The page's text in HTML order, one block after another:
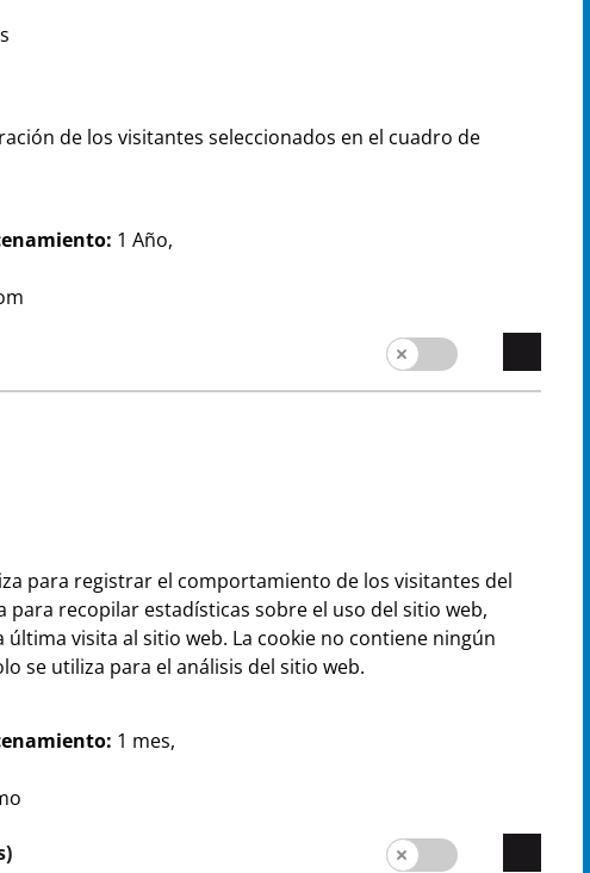
inoxidable con mango “soft
touch”, 3 tamaños distintos:
5
5 €
de los visitantes seleccionados en el cuadro de
1 Año,
para registrar el comportamiento de los visitantes del
para recopilar estadísticas sobre el uso del sitio web,
última visita al sitio web. La cookie no contiene ningún
se utiliza para el análisis del sitio web.
1 mes,